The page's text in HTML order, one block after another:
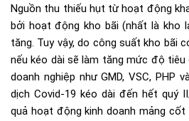
Nguồn thu thiếu hụt từ hoạt động
bởi hoạt động kho bãi (nhất là kho
tăng. Tuy vậy, do công suất kho bãi
nếu kéo dài sẽ làm tăng mức độ
doanh nghiệp như GMD, VSC, PHP
dịch Covid-19 kéo dài đến hết quý
quả hoạt động kinh doanh mảng cốt